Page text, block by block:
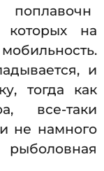
поплавочн
на
и
тогда как
все-таки
не намного